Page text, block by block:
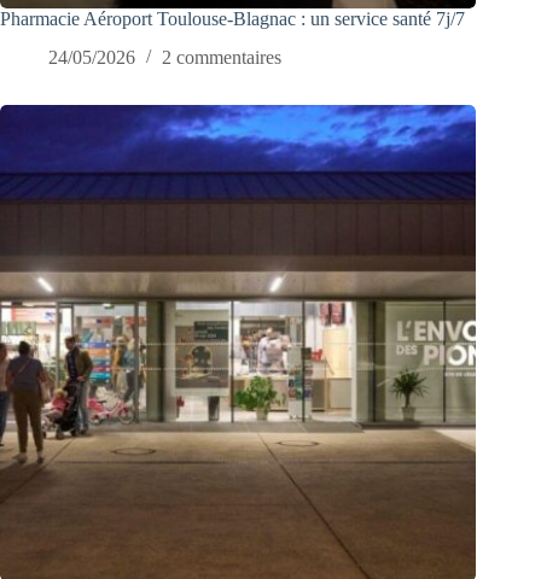
Pharmacie Aéroport Toulouse-Blagnac : un service santé 7j/7
24/05/2026
2 commentaires